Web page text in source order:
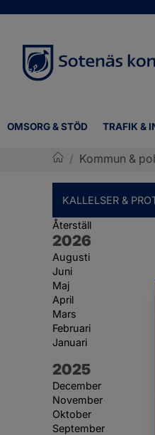
OMSORG & STÖD TRAFIK &
/ Kommun &
KALLELSER &
Återställ
År:
2026
Augusti
Juni
Maj
April
Mars
Februari
Januari
År:
2025
December
November
Oktober
September